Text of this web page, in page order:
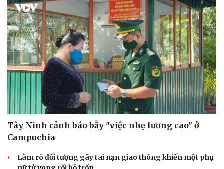
Tư vấn
Săn Tour
check-in
Câu chuyện thời sự
Đọc truyện đêm khuya
Cửa sổ tình yêu
Kể chuyện cho bé
Hạt giống tâm hồn
Tây Ninh cảnh báo bẫy "việc nhẹ lương cao" ở
Campuchia
Làm rõ đối tượng gây tai nạn giao thông khiến một phụ